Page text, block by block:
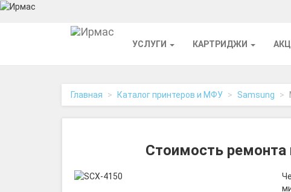
УСЛУГИ КАРТРИДЖИ
Главная Каталог принтеров и МФУ Samsung
Стоимость ремонта